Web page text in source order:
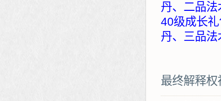
丹、二品法
40级成长
丹、三品法
最终解释